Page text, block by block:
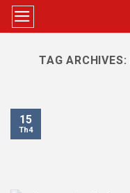
Skip
TAG ARCHIVES:
15
Th4